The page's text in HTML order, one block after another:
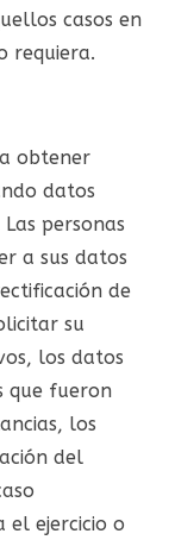
casos en
requiera.
obtener
datos
personas
a sus datos
de
su
los datos
que fueron
los
del
el ejercicio o